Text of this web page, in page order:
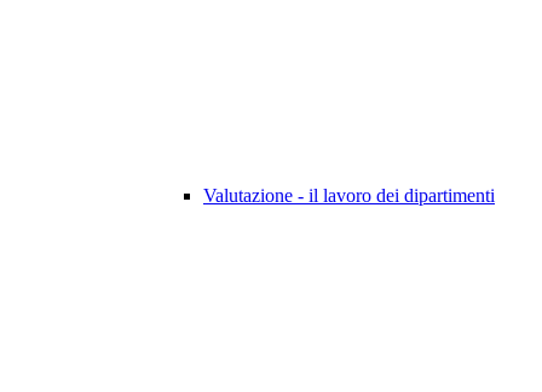
Valutazione - il lavoro dei dipartimenti